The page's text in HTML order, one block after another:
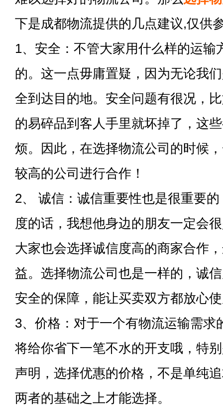
下是成都物流提供的几点建议,仅供
1、安全：不管大家用什么样的运输
的。这一点毋庸置疑，因为无论我
全到达目的地。安全问题有很况，
的易碎品到客人手里就坏掉了，这
烦。因此，在选择物流公司的时候
较高的公司进行合作！
2、 诚信：诚信重要性也是很重要
度的话，我想他身边的朋友一定会
大家也会选择诚信度高的商家合作
益。选择物流公司也是一样的，诚
安全的保障，能让买卖双方都放心
3、价格：对于一个有物流运输需求
将给你省下一笔不水的开支哦，特
声明，选择优惠的价格，不是单纯
两者的基础之上才能选择。